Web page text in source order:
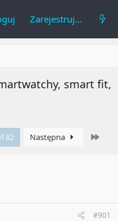
Zarejestruj się
smart fit,
82 Następna
#901